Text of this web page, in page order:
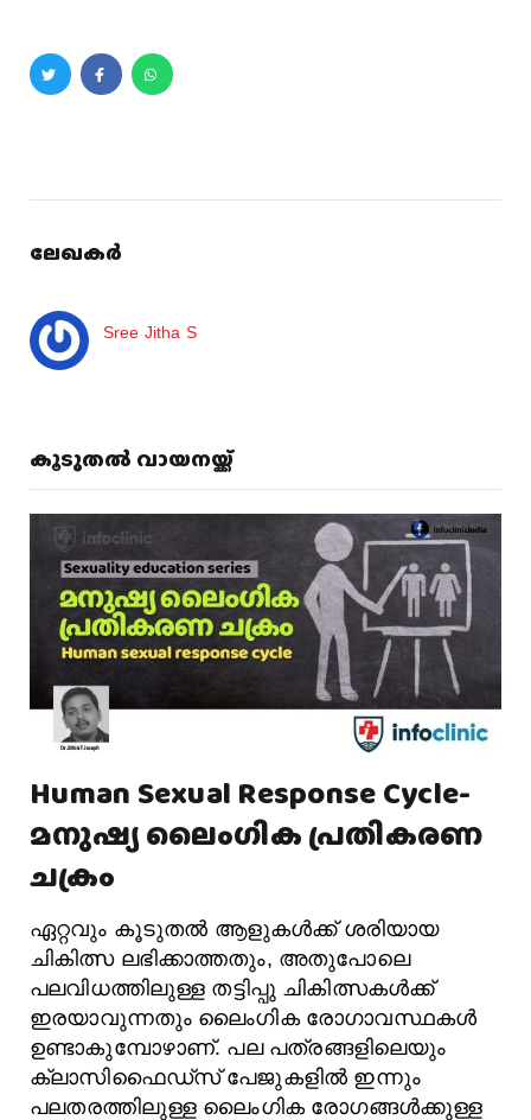
ലേഖകർ
Sree Jitha S
കൂടുതൽ വായനയ്ക്ക്
Human Sexual Response Cycle-
മനുഷ്യ ലൈംഗിക പ്രതികരണ
ചക്രം
ഏറ്റവും കൂടുതൽ ആളുകൾക്ക് ശരിയായ
ചികിത്സ ലഭിക്കാത്തതും, അതുപോലെ
പലവിധത്തിലുള്ള തട്ടിപ്പു ചികിത്സകൾക്ക്
ഇരയാവുന്നതും ലൈംഗിക രോഗാവസ്ഥകൾ
ഉണ്ടാകുമ്പോഴാണ്. പല പത്രങ്ങളിലെയും
ക്ലാസിഫൈഡ്‌സ് പേജുകളിൽ ഇന്നും
പലതരത്തിലുള്ള ലൈംഗിക രോഗങ്ങൾക്കുള്ള